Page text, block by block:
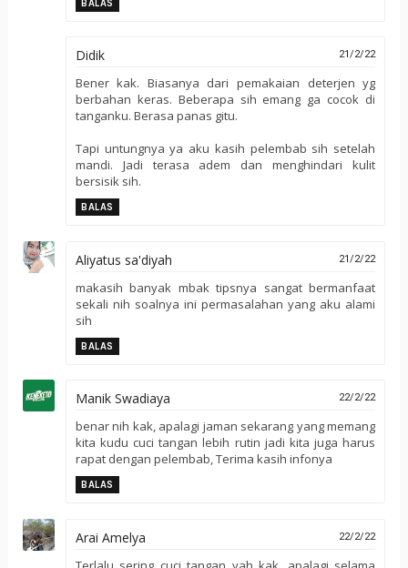
BALAS
Didik 21/2/22
Bener kak. Biasanya dari pemakaian deterjen yg
berbahan keras. Beberapa sih emang ga cocok di
tanganku. Berasa panas gitu.
Tapi untungnya ya aku kasih pelembab sih setelah
mandi. Jadi terasa adem dan menghindari kulit
bersisik sih.
BALAS
Aliyatus sa'diyah 21/2/22
makasih banyak mbak tipsnya sangat bermanfaat
sekali nih soalnya ini permasalahan yang aku alami
sih
BALAS
Manik Swadiaya 22/2/22
benar nih kak, apalagi jaman sekarang yang memang
kita kudu cuci tangan lebih rutin jadi kita juga harus
rapat dengan pelembab, Terima kasih infonya
BALAS
Arai Amelya 22/2/22